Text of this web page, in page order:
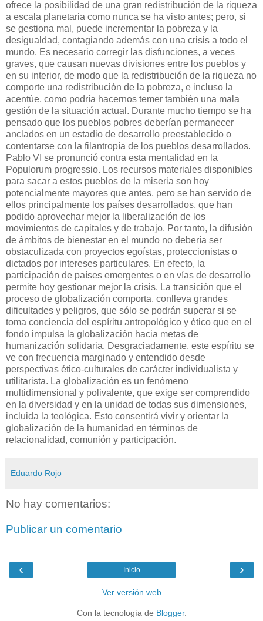
ofrece la posibilidad de una gran redistribución de la riqueza
a escala planetaria como nunca se ha visto antes; pero, si
se gestiona mal, puede incrementar la pobreza y la
desigualdad, contagiando además con una crisis a todo el
mundo. Es necesario corregir las disfunciones, a veces
graves, que causan nuevas divisiones entre los pueblos y
en su interior, de modo que la redistribución de la riqueza no
comporte una redistribución de la pobreza, e incluso la
acentúe, como podría hacernos temer también una mala
gestión de la situación actual. Durante mucho tiempo se ha
pensado que los pueblos pobres deberían permanecer
anclados en un estadio de desarrollo preestablecido o
contentarse con la filantropía de los pueblos desarrollados.
Pablo VI se pronunció contra esta mentalidad en la
Populorum progressio. Los recursos materiales disponibles
para sacar a estos pueblos de la miseria son hoy
potencialmente mayores que antes, pero se han servido de
ellos principalmente los países desarrollados, que han
podido aprovechar mejor la liberalización de los
movimientos de capitales y de trabajo. Por tanto, la difusión
de ámbitos de bienestar en el mundo no debería ser
obstaculizada con proyectos egoístas, proteccionistas o
dictados por intereses particulares. En efecto, la
participación de países emergentes o en vías de desarrollo
permite hoy gestionar mejor la crisis. La transición que el
proceso de globalización comporta, conlleva grandes
dificultades y peligros, que sólo se podrán superar si se
toma conciencia del espíritu antropológico y ético que en el
fondo impulsa la globalización hacia metas de
humanización solidaria. Desgraciadamente, este espíritu se
ve con frecuencia marginado y entendido desde
perspectivas ético-culturales de carácter individualista y
utilitarista. La globalización es un fenómeno
multidimensional y polivalente, que exige ser comprendido
en la diversidad y en la unidad de todas sus dimensiones,
incluida la teológica. Esto consentirá vivir y orientar la
globalización de la humanidad en términos de
relacionalidad, comunión y participación.
Eduardo Rojo
No hay comentarios:
Publicar un comentario
‹ ›
Inicio
Ver versión web
Con la tecnología de Blogger.